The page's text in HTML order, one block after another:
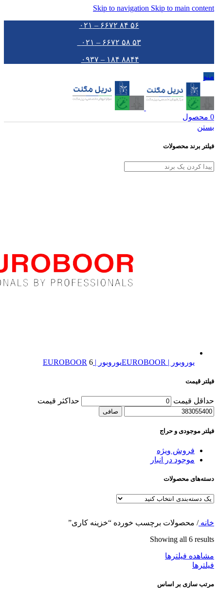
Skip to navigation Skip to main content
۵۶ ۸۴ ۶۶۷۲ – ۰۲۱
۵۳ ۵۸ ۶۶۷۲ – ۰۲۱
۸۸۴۴ ۱۸۴ – ۰۹۳۷
منو
0 محصول
بستن
فیلتر برند محصولات
یوروبور | EUROBOOR یوروبور | EUROBOOR 6
فیلتر قیمت
حداقل قیمت حداكثر قيمت
صافی
فیلتر موجودی و حراج
فروش ویژه
موجود در انبار
دسته‌های محصولات
خانه/ محصولات برچسب خورده “خزینه کاری”
Showing all 6 results
مشاهده فیلترها
فیلترها
مرتب سازی بر اساس